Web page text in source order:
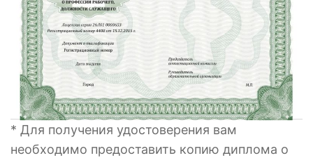
* Для получения удостоверения вам
необходимо предоставить копию диплома о